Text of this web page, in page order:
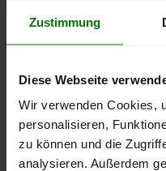
Zustimmung
Diese Webseite
Wir verwenden Cookies,
personalisieren,
zu können und die
analysieren. Außerdem
September
250 €
400 €